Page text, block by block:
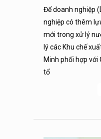
Để doanh nghiệp
nghiệp có thêm
mới trong xử lý
lý các Khu chế
Minh phối hợp với
tổ